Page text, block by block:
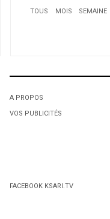
TOUS MOIS
SEMAINE
«Quand on me
L'octroi accidentel
L'octroi accidentel
A PROPOS
VOS PUBLICITÉS
FACEBOOK KSARI.TV